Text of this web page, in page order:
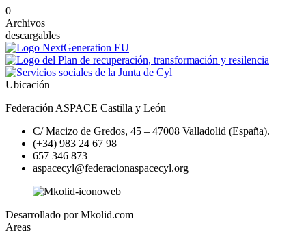
0
Archivos
descargables
Ubicación
Federación ASPACE Castilla y León
C/ Macizo de Gredos, 45 – 47008 Valladolid (España).
(+34) 983 24 67 98
657 346 873
aspacecyl@federacionaspacecyl.org
Desarrollado por Mkolid.com
Areas